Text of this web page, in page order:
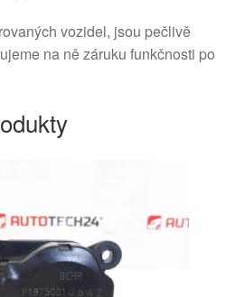
vozidel, jsou pečlivě
na ně záruku funkčnosti po